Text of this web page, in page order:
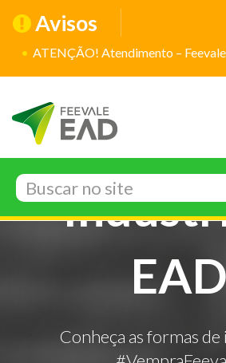
Avisos
ATENÇÃO! Atendimento –
EAD
Conheça as formas de